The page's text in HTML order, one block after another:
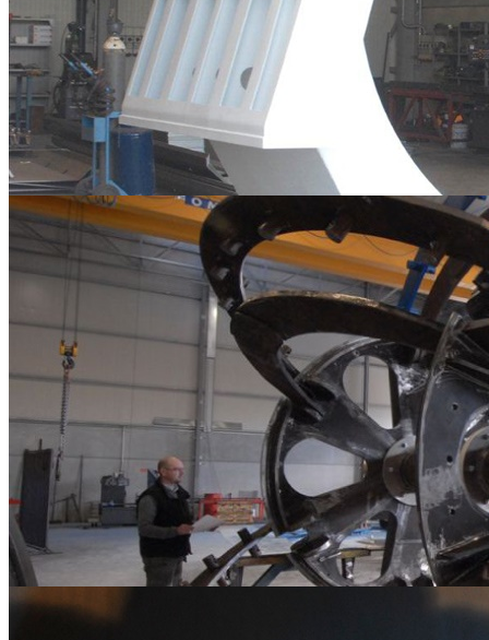
Carpenterie Metalliche
Carpenterie Metalliche